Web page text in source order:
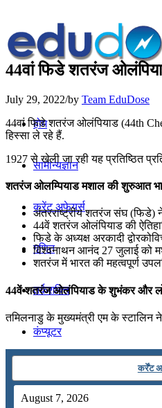
होम
सामान्यज्ञान
करेंट अफेयर्स
गणित
तर्कशक्ति
कंप्यूटर
44वां फिडे शतरंज
July 29, 2022/by Team EduDose
44वां फिडे शतरंज ओलंपियाड (44th
हिस्‍सा ले रहे हैं.
1927 से खेली जा रही यह प्रतिष्ठित
शतरंज ओलम्पियाड मशाल की शुरुआत
अंतरराष्ट्रीय शतरंज संघ (फिडे)
44वें शतरंज ओलंपियाड की
फिडे के अध्‍यक्ष अरकादी
विश्‍वनाथन आनंद 27 जुलाई को
शतरंज में भारत की महत्वपूर्ण
44वें शतरंज ओलंपियाड के शुभंकर और
तमिलनाडु के मुख्यमंत्री एम के स्टालिन
कर्रेंट
August 7, 2026